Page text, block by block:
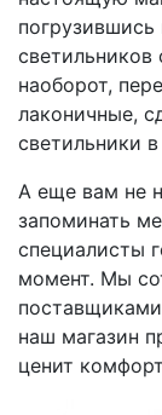
наоборот,
лаконичные,
светильники
А еще вам не
запоминать
специалисты
момент. Мы
наш магазин
ценит